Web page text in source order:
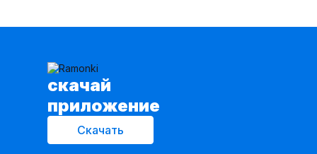
cкачай
приложение
Скачать